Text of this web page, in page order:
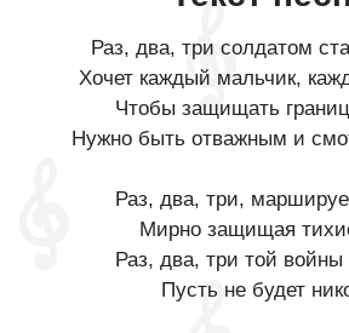
Раз, два, три солдатом
Хочет каждый мальчик,
Чтобы защищать
Нужно быть отважным и
Раз, два, три,
Мирно защищая
Раз, два, три той войны
Пусть не будет